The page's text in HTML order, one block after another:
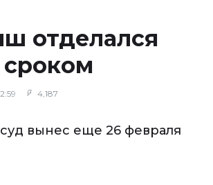
отделался
4,187
вынес еще 26 февраля